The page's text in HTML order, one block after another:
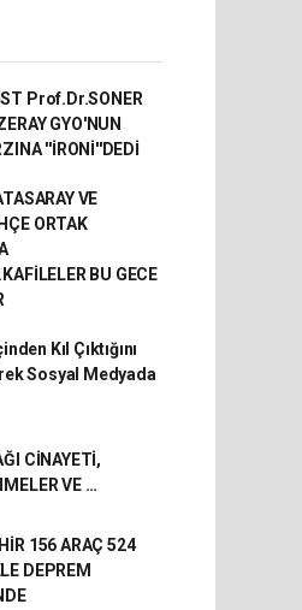
Prof.Dr.SONER
GYO'NUN
''İRONİ''DEDİ
VE
ORTAK
BU GECE
Kıl Çıktığını
Sosyal Medyada
CİNAYETİ,
VE …
156 ARAÇ 524
DEPREM